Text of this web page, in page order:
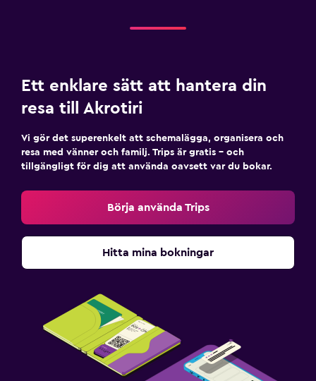
Ett enklare sätt att hantera din
resa till Akrotiri
Vi gör det superenkelt att schemalägga, organisera och
resa med vänner och familj. Trips är gratis – och
tillgängligt för dig att använda oavsett var du bokar.
Börja använda Trips
Hitta mina bokningar